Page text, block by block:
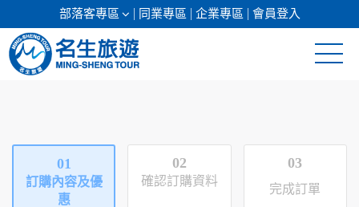
部落客專區 同業專區 企業專區 會員登入
日本專館
郵輪假期
01
訂購內容及優
惠
02
確認訂購資料
03
完成訂單